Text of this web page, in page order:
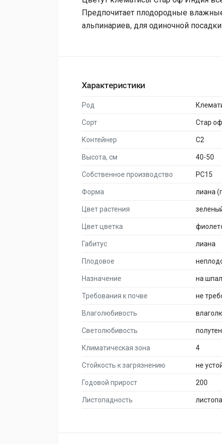
Предпочитает плодородные
альпинариев, для одиночной
Характеристики
Род
Сорт Стар
Контейнер C2
Высота, см 40-50
Собственное производство PC15
Форма лиана
Цвет растения
Цвет цветка
Габитус лиана
Плодовое
Назначение на
Требования к почве не
Влаголюбивость
Светолюбивость
Климатическая зона 4
Стойкость к загрязнению не
Годовой прирост 200
Листопадность